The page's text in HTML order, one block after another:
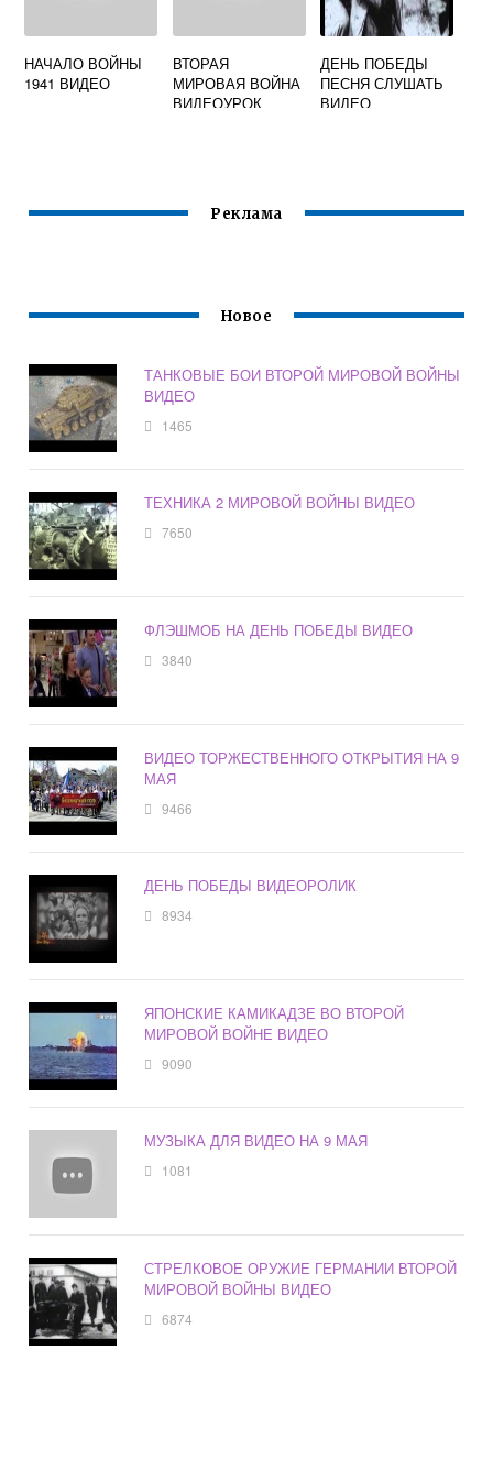
НАЧАЛО ВОЙНЫ
1941 ВИДЕО
ВТОРАЯ
МИРОВАЯ ВОЙНА
ВИДЕОУРОК
ДЕНЬ ПОБЕДЫ
ПЕСНЯ СЛУШАТЬ
ВИДЕО
Реклама
Новое
ТАНКОВЫЕ БОИ ВТОРОЙ МИРОВОЙ ВОЙНЫ
ВИДЕО
1465
ТЕХНИКА 2 МИРОВОЙ ВОЙНЫ ВИДЕО
7650
ФЛЭШМОБ НА ДЕНЬ ПОБЕДЫ ВИДЕО
3840
ВИДЕО ТОРЖЕСТВЕННОГО ОТКРЫТИЯ НА 9
МАЯ
9466
ДЕНЬ ПОБЕДЫ ВИДЕОРОЛИК
8934
ЯПОНСКИЕ КАМИКАДЗЕ ВО ВТОРОЙ
МИРОВОЙ ВОЙНЕ ВИДЕО
9090
МУЗЫКА ДЛЯ ВИДЕО НА 9 МАЯ
1081
СТРЕЛКОВОЕ ОРУЖИЕ ГЕРМАНИИ ВТОРОЙ
МИРОВОЙ ВОЙНЫ ВИДЕО
6874